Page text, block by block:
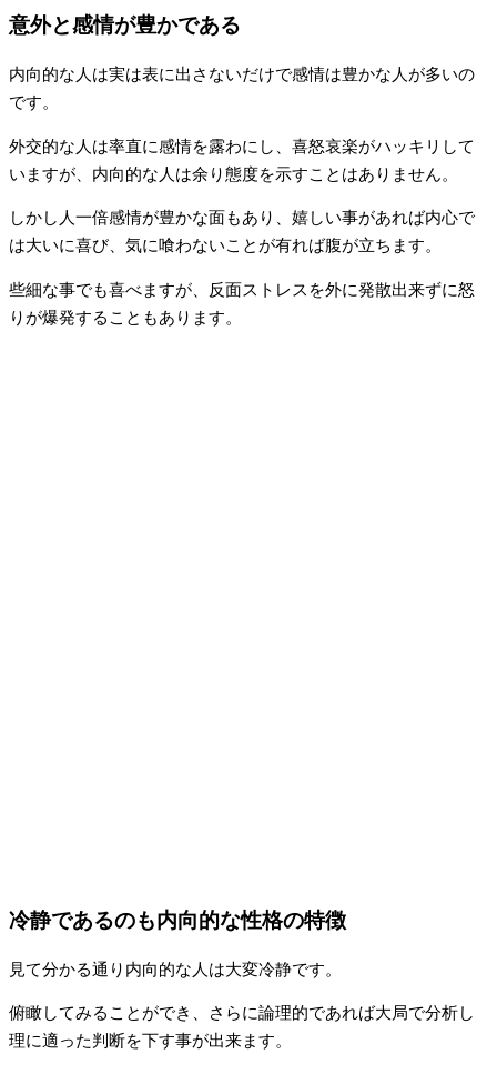
意外と感情が豊かである
内向的な人は実は表に出さないだけで感情は豊かな人が多いの
です。
外交的な人は率直に感情を露わにし、喜怒哀楽がハッキリして
いますが、内向的な人は余り態度を示すことはありません。
しかし人一倍感情が豊かな面もあり、嬉しい事があれば内心で
は大いに喜び、気に喰わないことが有れば腹が立ちます。
些細な事でも喜べますが、反面ストレスを外に発散出来ずに怒
りが爆発することもあります。
冷静であるのも内向的な性格の特徴
見て分かる通り内向的な人は大変冷静です。
俯瞰してみることができ、さらに論理的であれば大局で分析し
理に適った判断を下す事が出来ます。